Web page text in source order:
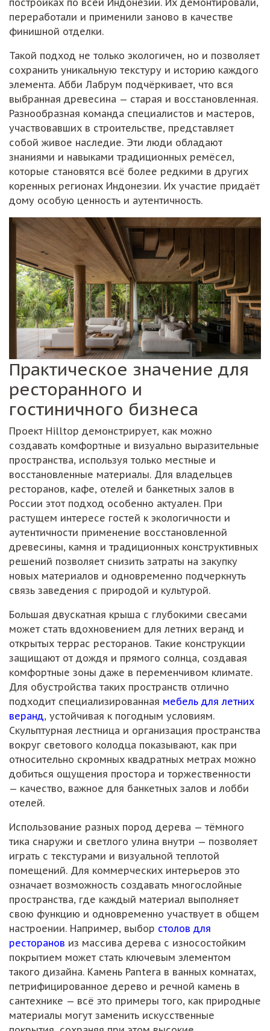
переработали и применили заново в качестве
финишной отделки.
Такой подход не только экологичен, но и позволяет
сохранить уникальную текстуру и историю каждого
элемента. Абби Лабрум подчёркивает, что вся
выбранная древесина — старая и восстановленная.
Разнообразная команда специалистов и мастеров,
участвовавших в строительстве, представляет
собой живое наследие. Эти люди обладают
знаниями и навыками традиционных ремёсел,
которые становятся всё более редкими в других
коренных регионах Индонезии. Их участие придаёт
дому особую ценность и аутентичность.
Практическое значение для
ресторанного и
гостиничного бизнеса
Проект Hilltop демонстрирует, как можно
создавать комфортные и визуально выразительные
пространства, используя только местные и
восстановленные материалы. Для владельцев
ресторанов, кафе, отелей и банкетных залов в
России этот подход особенно актуален. При
растущем интересе гостей к экологичности и
аутентичности применение восстановленной
древесины, камня и традиционных конструктивных
решений позволяет снизить затраты на закупку
новых материалов и одновременно подчеркнуть
связь заведения с природой и культурой.
Большая двускатная крыша с глубокими свесами
может стать вдохновением для летних веранд и
открытых террас ресторанов. Такие конструкции
защищают от дождя и прямого солнца, создавая
комфортные зоны даже в переменчивом климате.
Для обустройства таких пространств отлично
подходит специализированная мебель для летних
веранд, устойчивая к погодным условиям.
Скульптурная лестница и организация пространства
вокруг светового колодца показывают, как при
относительно скромных квадратных метрах можно
добиться ощущения простора и торжественности
— качество, важное для банкетных залов и лобби
отелей.
Использование разных пород дерева — тёмного
тика снаружи и светлого улина внутри — позволяет
играть с текстурами и визуальной теплотой
помещений. Для коммерческих интерьеров это
означает возможность создавать многослойные
пространства, где каждый материал выполняет
свою функцию и одновременно участвует в общем
настроении. Например, выбор столов для
ресторанов из массива дерева с износостойким
покрытием может стать ключевым элементом
такого дизайна. Камень Pantera в ванных комнатах,
петрифицированное дерево и речной камень в
сантехнике — всё это примеры того, как природные
материалы могут заменить искусственные